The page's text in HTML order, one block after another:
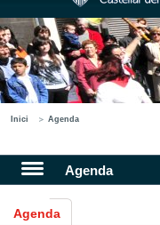
Inici Agenda
Agenda
Agenda